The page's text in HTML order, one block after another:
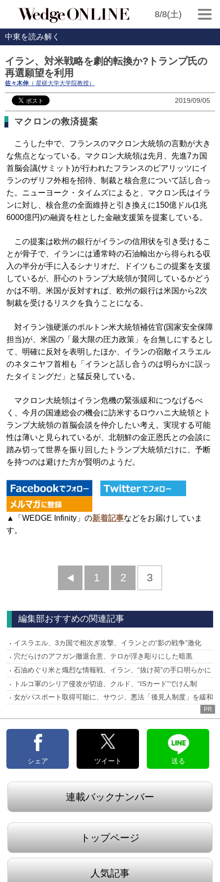
8/8(土)
中東を読み解く
イラン、対米戦略を劇的転換か?トランプ氏の
再選願望を利用
佐々木伸 （ 星槎大学大学院教授）
2019/09/05
マクロンの救済提案
こうした中で、フランスのマクロン大統領の言動が大き
な焦点となっている。マクロン大統領は先月、先進7カ国
首脳会議(サミット)が行われたフランスのビアリッツにイ
ランのザリフ外相を招待、制裁と核合意について話し合っ
た。ニューヨーク・タイムズによると、マクロン氏はイラ
ンに対し、核合意の全面維持と引き換えに150億ドル(1兆
6000億円)の融資を柱とした金融支援策を提案している。
この提案は欧州の銀行がイランの信用状を引き受けるこ
とが骨子で、イランには通常時の石油輸出から得られる収
入の半分が手に入るシナリオだ。ドイツもこの提案を支援
しているが、肝心のトランプ大統領が賛同しているかどう
かは不明。米国が反対すれば、欧州の銀行は米国から2次
制裁を受けるリスクを負うことになる。
対イラン強硬派のボルトン米大統領補佐官(国家安全保障
担当)が、米国の「最大限の圧力政策」を台無しにするとし
て、明確に反対を表明したほか、イランの宿敵イスラエル
のネタニヤフ首相も「イランと話し合うのは明らかに誤っ
たタイミングだ」と猛反発している。
マクロン大統領はイラン危機の緊張緩和につなげるべ
く、今月の国連総会の機会に訪米するロウハニ大統領とト
ランプ大統領の首脳会談を仲介したい考え。実現する可能
性は薄いと見られているが、北朝鮮の金正恩氏との会談に
踏み切って世界を振り回したトランプ大統領だけに、予断
を持つのは避けた方が賢明のようだ。
▲「WEDGE Infinity」の新着記事などをお届けしていま
す。
前
1 2 3
編集部おすすめの関連記事
イスラエル、3カ国で相次ぎ攻撃、イランとの“影の戦争”激化
穴だらけのアフガン撤退合意、テロが浮き彫りにした暗黒
石油めぐり米と熾烈な情報戦、イラン、“抜け荷”の手口明らかに
トルコ軍のシリア侵攻が切迫、クルド、“ISカード”でけん制
女がパスポート取得可能に、サウジ、悪法「後見人制度」を緩和
PR
シェア ツイート 送る
連載バックナンバー
トップページ
人気記事